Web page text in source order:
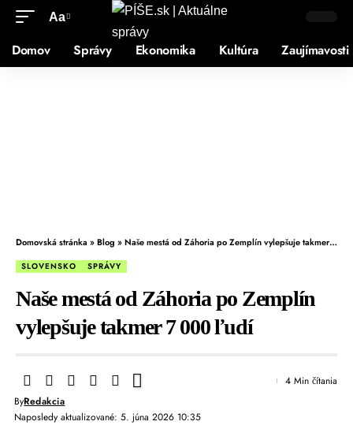
Aa
Domov Správy Ekonomika Kultúra Zaujímavosti
Domovská stránka»Blog »Naše mestá od Záhoria po Zemplín vylepšuje takmer 7 000 ľudí
SLOVENSKO SPRÁVY
Naše mestá od Záhoria po Zemplín
vylepšuje takmer 7 000 ľudí
Naposledy aktualizované: 5. júna 2026 10:35
ByRedakcia
4 Min čítania